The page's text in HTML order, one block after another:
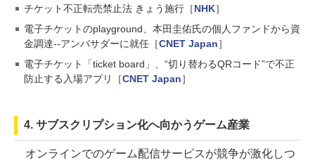
チケット不正転売禁止法 きょう施行［NHK］
電子チケットのplayground、本田圭佑氏の個人ファンドから資
金調達--アンバサダーに就任［CNET Japan］
電子チケット「ticket board」、“切り替わるQRコード”で不正
防止する入場アプリ［CNET Japan］
4. サブスクリプション化へ向かうゲーム産業
オンラインでのゲーム配信サービスが競争が激化しつ